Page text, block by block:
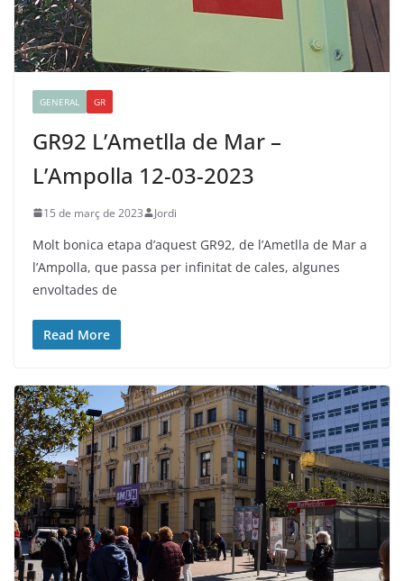
GENERAL GR
GR92 L’Ametlla de Mar –
L’Ampolla 12-03-2023
15 de març de 2023 Jordi
Molt bonica etapa d’aquest GR92, de l’Ametlla de Mar a
l’Ampolla, que passa per infinitat de cales, algunes
envoltades de
Read More